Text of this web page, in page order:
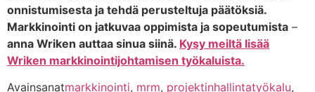
onnistumisesta ja tehdä perusteltuja päätöksiä.
Markkinointi on jatkuvaa oppimista ja sopeutumista –
anna Wriken auttaa sinua siinä. Kysy meiltä lisää
Wriken markkinointijohtamisen työkaluista.
Avainsanatmarkkinointi, mrm, projektinhallintatyökalu,